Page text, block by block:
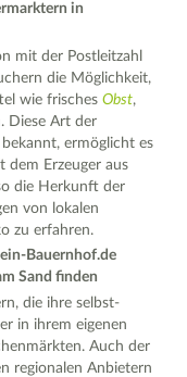
in
mit der Postleitzahl
die Möglichkeit,
wie frischesObst,
Diese Art der
ermöglicht es
dem Erzeuger aus
die Herkunft der
von lokalen
zu erfahren.
Bauernhof.de
Sand finden
die ihre selbst-
in ihrem eigenen
Auch der
regionalen Anbietern